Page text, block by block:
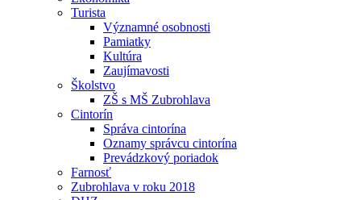
Turista
Významné osobnosti
Pamiatky
Kultúra
Zaujímavosti
Školstvo
ZŠ s MŠ Zubrohlava
Cintorín
Správa cintorína
Oznamy správcu cintorína
Prevádzkový poriadok
Farnosť
Zubrohlava v roku 2018